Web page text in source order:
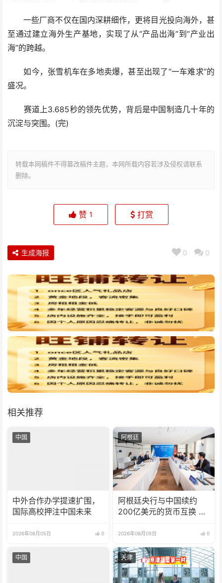
一些厂商不仅在国内深耕细作，更将目光投向海外，甚
至通过建立海外生产基地，实现了从“产品出海”到“产业出
海”的跨越。
如今，张雪机车在多地卖爆，甚至出现了“一车难求”的
盛况。
赛道上3.685秒的领先优势，背后是中国制造几十年的
沉淀与突围。(完)
转载本网稿件不得篡改稿件主题，本网所载内容若涉及侵权请联系
删除。
赞 1 打赏
0 0
生成海报
相关推荐
中国
中外合作办学提速扩围，
国际高校押注中国未来
2026年08月05日 0
阿根廷
阿根廷央行与中国续约
200亿美元的货币互换 有
2026年08月05日 0
中国 天津